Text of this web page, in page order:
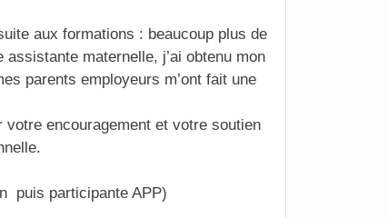
aux formations : beaucoup plus de
assistante maternelle, j’ai obtenu mon
parents employeurs m’ont fait une
encouragement et votre soutien
puis participante APP)